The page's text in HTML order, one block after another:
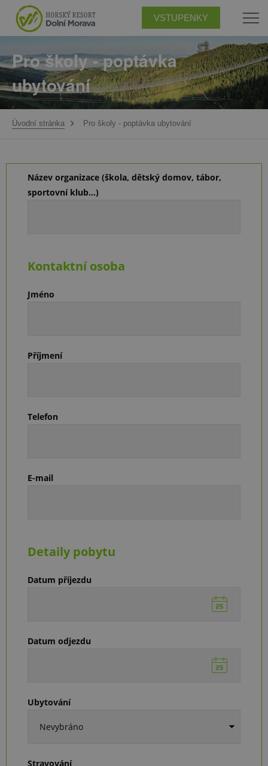
VSTUPENKY
Pro školy - poptávka
ubytování
Úvodní stránka Pro školy - poptávka ubytování
Název organizace (škola, dětský domov, tábor,
sportovní klub…)
Kontaktní osoba
Jméno
Příjmení
Telefon
E-mail
Detaily pobytu
Datum příjezdu
Datum odjezdu
Ubytování
Stravování